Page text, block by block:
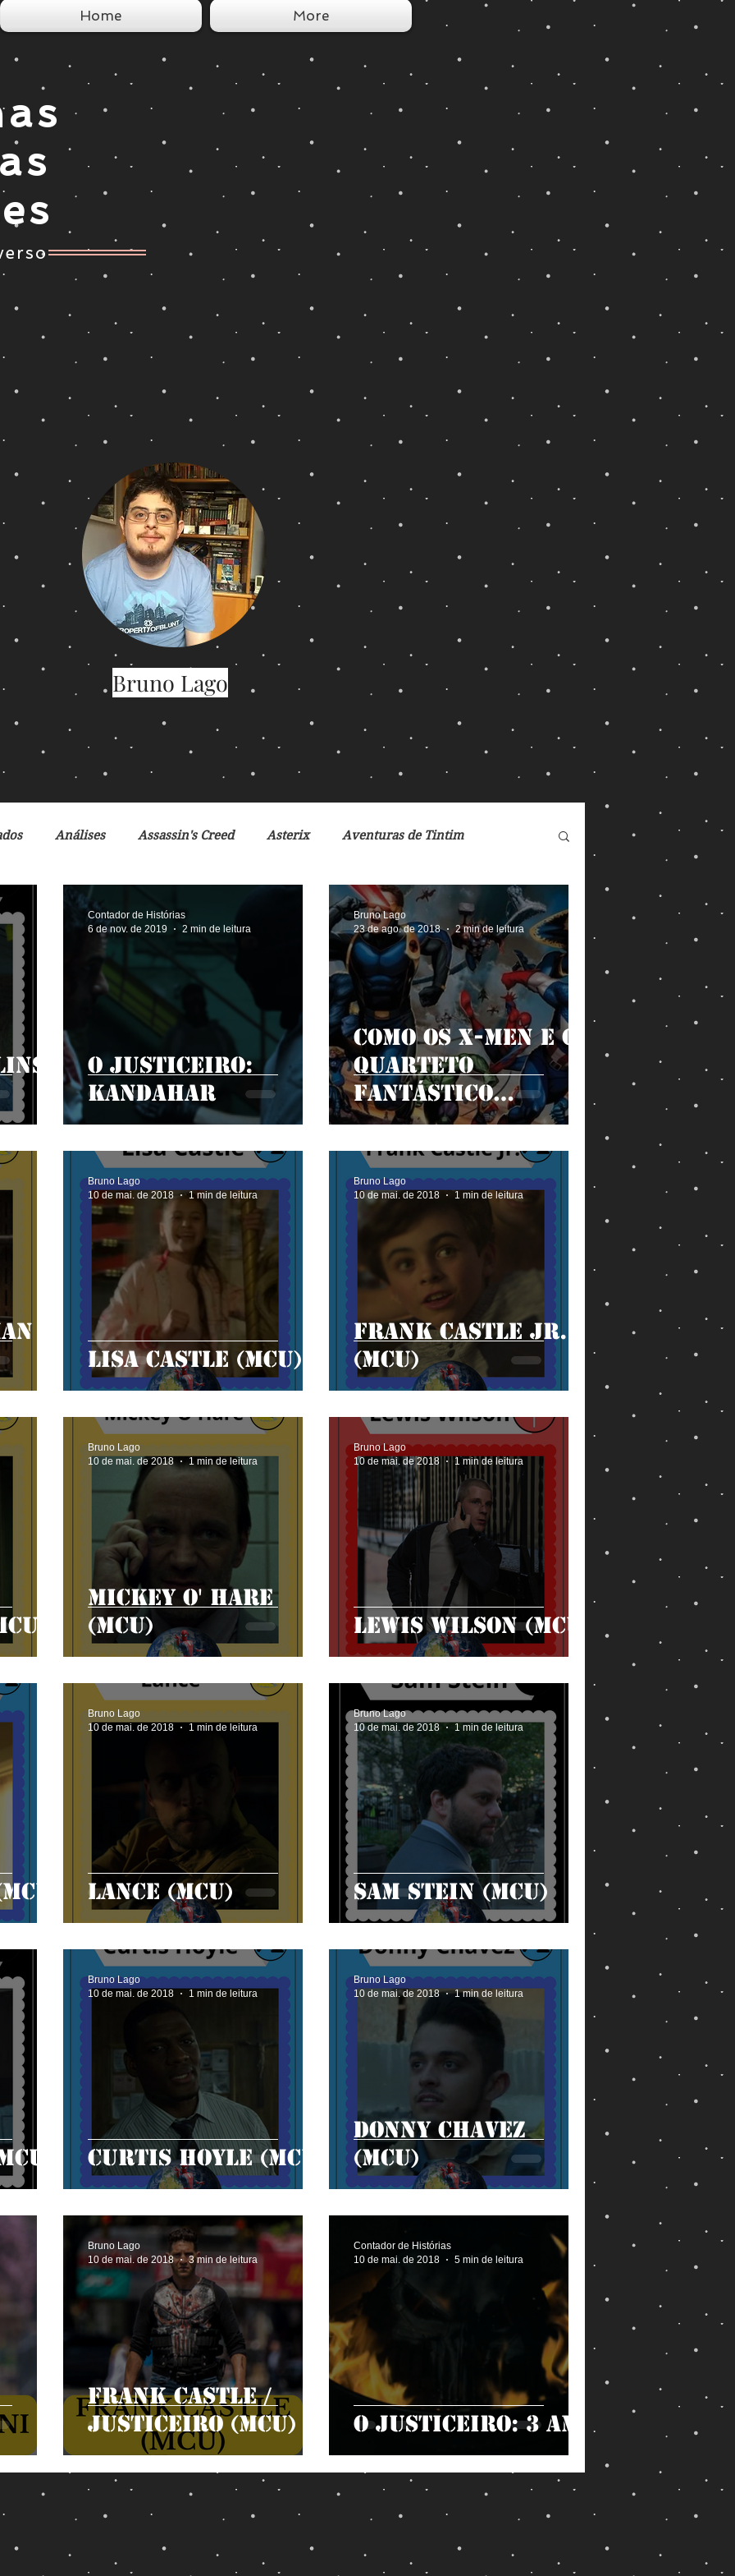
Home More
Análises Assassin's Creed Asterix Aventuras de Tintim
Ciclo da Herança Crônicas de Nárnia DC Comics
Desventuras em Série Disney Doctor Who Dreamworks
Fox Fronteiras do Universo Games George Orwell
Jogos Vorazes Livros LucasFilm Mad Max Magos e Semideuses
O Justiceiro:
Kandahar
Contador de Histórias
6 de nov. de 2019
2 min de leitura
Como os X-Men e o
Quarteto
Fantástico
poderiam entrar
no MCU?
Bruno Lago
23 de ago. de 2018
2 min de leitura
/
Lisa Castle (MCU)
Bruno Lago
10 de mai. de 2018
1 min de leitura
Frank Castle Jr.
(MCU)
Bruno Lago
10 de mai. de 2018
1 min de leitura
Mickey O' Hare
(MCU)
Bruno Lago
10 de mai. de 2018
1 min de leitura
Lewis Wilson (MCU)
Bruno Lago
10 de mai. de 2018
1 min de leitura
Lance (MCU)
Bruno Lago
10 de mai. de 2018
1 min de leitura
Sam Stein (MCU)
Bruno Lago
10 de mai. de 2018
1 min de leitura
Curtis Hoyle (MCU)
Bruno Lago
10 de mai. de 2018
1 min de leitura
Donny Chavez
(MCU)
Bruno Lago
10 de mai. de 2018
1 min de leitura
Frank Castle /
Justiceiro (MCU)
Bruno Lago
10 de mai. de 2018
3 min de leitura
O Justiceiro: 3 AM
Contador de Histórias
10 de mai. de 2018
5 min de leitura
Bruno Lago